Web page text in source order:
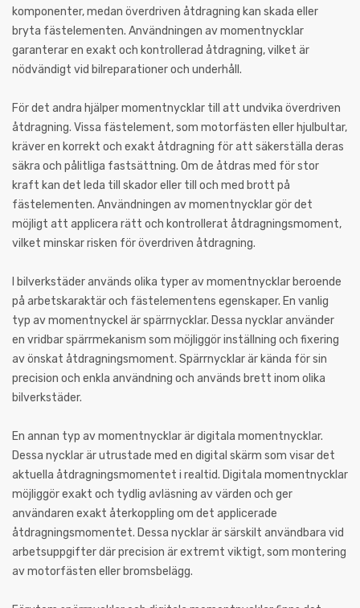
komponenter, medan överdriven åtdragning kan skada eller
bryta fästelementen. Användningen av momentnycklar
garanterar en exakt och kontrollerad åtdragning, vilket är
nödvändigt vid bilreparationer och underhåll.
För det andra hjälper momentnycklar till att undvika överdriven
åtdragning. Vissa fästelement, som motorfästen eller hjulbultar,
kräver en korrekt och exakt åtdragning för att säkerställa deras
säkra och pålitliga fastsättning. Om de åtdras med för stor
kraft kan det leda till skador eller till och med brott på
fästelementen. Användningen av momentnycklar gör det
möjligt att applicera rätt och kontrollerat åtdragningsmoment,
vilket minskar risken för överdriven åtdragning.
I bilverkstäder används olika typer av momentnycklar beroende
på arbetskaraktär och fästelementens egenskaper. En vanlig
typ av momentnyckel är spärrnycklar. Dessa nycklar använder
en vridbar spärrmekanism som möjliggör inställning och fixering
av önskat åtdragningsmoment. Spärrnycklar är kända för sin
precision och enkla användning och används brett inom olika
bilverkstäder.
En annan typ av momentnycklar är digitala momentnycklar.
Dessa nycklar är utrustade med en digital skärm som visar det
aktuella åtdragningsmomentet i realtid. Digitala momentnycklar
möjliggör exakt och tydlig avläsning av värden och ger
användaren exakt återkoppling om det applicerade
åtdragningsmomentet. Dessa nycklar är särskilt användbara vid
arbetsuppgifter där precision är extremt viktigt, som montering
av motorfästen eller bromsbelägg.